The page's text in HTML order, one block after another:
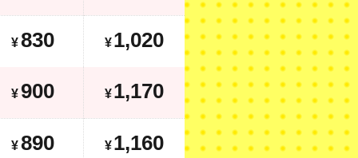
¥830 ¥1,020
¥ 900 ¥1,170
¥890 ¥1,160